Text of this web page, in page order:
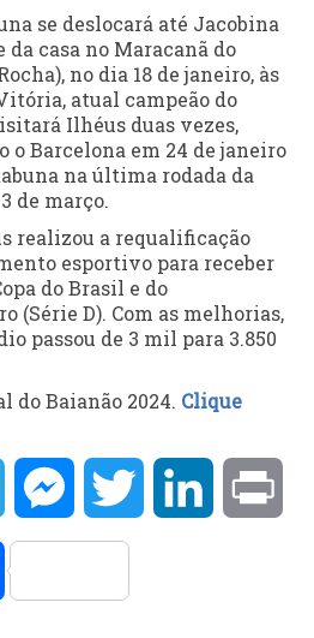
se deslocará até Jacobina
casa no Maracanã do
no dia 18 de janeiro, às
atual campeão do
Ilhéus duas vezes,
Barcelona em 24 de janeiro
na última rodada da
de março.
realizou a requalificação
esportivo para receber
do Brasil e do
(Série D). Com as melhorias,
passou de 3 mil para 3.850
do Baianão 2024. Clique
TelegramMessengerTwitter LinkedIn
Compartilhar